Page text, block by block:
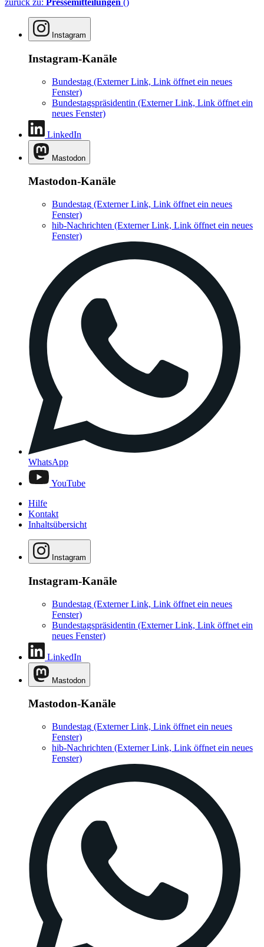
zurück zu: Pressemitteilungen ()
Instagram
Instagram-Kanäle
Bundestag (Externer Link, Link öffnet ein neues
Fenster)
Bundestagspräsidentin (Externer Link, Link öffnet ein
neues Fenster)
LinkedIn
Mastodon
Mastodon-Kanäle
Bundestag (Externer Link, Link öffnet ein neues
Fenster)
hib-Nachrichten (Externer Link, Link öffnet ein neues
Fenster)
WhatsApp
YouTube
Hilfe
Kontakt
Inhaltsübersicht
Instagram
Instagram-Kanäle
Bundestag (Externer Link, Link öffnet ein neues
Fenster)
Bundestagspräsidentin (Externer Link, Link öffnet ein
neues Fenster)
LinkedIn
Mastodon
Mastodon-Kanäle
Bundestag (Externer Link, Link öffnet ein neues
Fenster)
hib-Nachrichten (Externer Link, Link öffnet ein neues
Fenster)